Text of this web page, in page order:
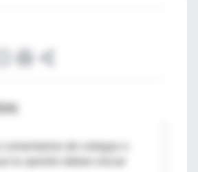
comentarios de colegas o